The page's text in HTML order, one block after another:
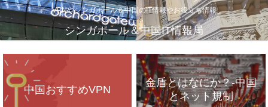
VPNやシンガポール＆中国のIT情報やお役立ち情報
シンガポール＆中国IT情報局
中国おすすめVPN
金盾とはなにか？-中国
とネット規制